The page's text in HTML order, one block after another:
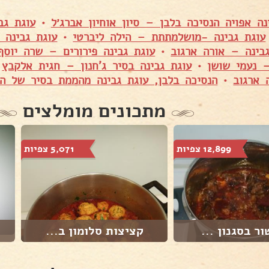
אפויה הנסיכה בלבן – סיון אוחיון אברג׳ל •עוגת
עוגת גבינה -מושלמתתת – הילה ליברטי •עוגת
– אורה ארגוב •עוגת גבינה פירורים – שרה
נעמי שושן •עוגת גבינה בסיר ג'חנון – חגית אלקבץ
ארגוב •הנסיכה בלבן, עוגת גבינה מהממת בסיר של
מתכונים מומלצים
12,899 צפיות
בסגנון ...
5,071 צפיות
קציצות סלומון ב...